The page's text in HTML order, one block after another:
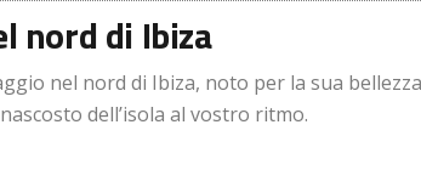
nord di Ibiza
nel nord di Ibiza, noto per la sua
dell’isola al vostro ritmo.